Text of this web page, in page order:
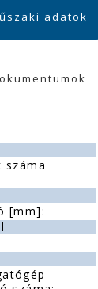
adatok
száma
[mm]: